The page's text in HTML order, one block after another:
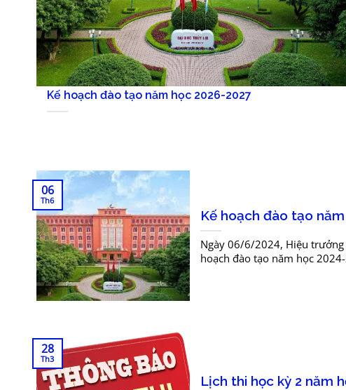
Kế hoạch đào tạo năm học 2026-2027
Kế hoạch đào tạo
Ngày 06/6/2024, Hiệu
hoạch đào tạo năm học
06
Th6
Lịch thi học kỳ 2 năm
28
Th3